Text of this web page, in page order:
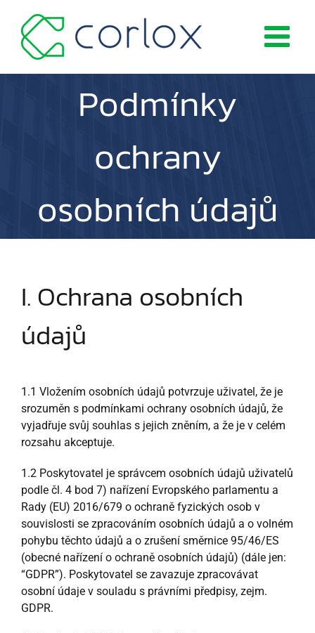
obsah
Podmínky
ochrany
osobních údajů
I. Ochrana osobních
údajů
1.1 Vložením osobních údajů potvrzuje uživatel, že je
srozuměn s podmínkami ochrany osobních údajů, že
vyjadřuje svůj souhlas s jejich zněním, a že je v celém
rozsahu akceptuje.
1.2 Poskytovatel je správcem osobních údajů uživatelů
podle čl. 4 bod 7) nařízení Evropského parlamentu a
Rady (EU) 2016/679 o ochraně fyzických osob v
souvislosti se zpracováním osobních údajů a o volném
pohybu těchto údajů a o zrušení směrnice 95/46/ES
(obecné nařízení o ochraně osobních údajů) (dále jen:
“GDPR”). Poskytovatel se zavazuje zpracovávat
osobní údaje v souladu s právními předpisy, zejm.
GDPR.